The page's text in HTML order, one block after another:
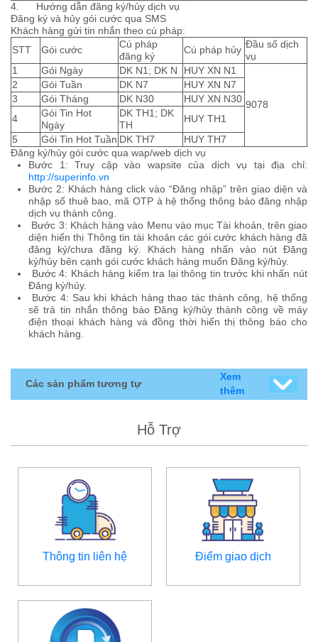
4. Hướng dẫn đăng ký/hủy dịch vụ
Đăng ký và hủy gói cước qua SMS
Khách hàng gửi tin nhắn theo cú pháp:
STT
Gói cước
Cú pháp
đăng ký
Cú pháp hủy
Đầu số dịch
vụ
1
Gói Ngày DK N1; DK N HUY XN N1
9078
2 Gói Tuần DK N7
HUY XN N7
3
Gói Tháng DK N30
HUY XN N30
4
Gói Tin Hot
Ngày
DK TH1; DK
TH
HUY TH1
5
Gói Tin Hot Tuần DK TH7
HUY TH7
Đăng ký/hủy gói cước qua wap/web dịch vụ
Bước 1: Truy cập vào wapsite của dịch vụ tại địa chỉ:
http://superinfo.vn
Bước 2: Khách hàng click vào “Đăng nhập” trên giao diện và
nhập số thuê bao, mã OTP à hệ thống thông báo đăng nhập
dịch vụ thành công.
Bước 3: Khách hàng vào Menu vào mục Tài khoản, trên giao
diện hiển thị Thông tin tài khoản các gói cước khách hàng đã
đăng ký/chưa đăng ký. Khách hàng nhấn vào nút Đăng
ký/hủy bên cạnh gói cước khách hàng muốn Đăng ký/hủy.
Bước 4: Khách hàng kiểm tra lại thông tin trước khi nhấn nút
Đăng ký/hủy.
Bước 4: Sau khi khách hàng thao tác thành công, hệ thống
sẽ trả tin nhắn thông báo Đăng ký/hủy thành công về máy
điện thoại khách hàng và đồng thời hiển thị thông báo cho
khách hàng.
Các sản phẩm tương tự
Xem
thêm
Hỗ Trợ
Thông tin liên hệ Điểm giao dịch